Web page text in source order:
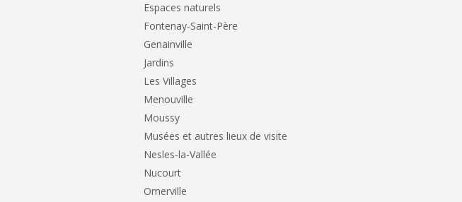
Espaces naturels
Fontenay-Saint-Père
Genainville
Jardins
Les Villages
Menouville
Moussy
Musées et autres lieux de visite
Nesles-la-Vallée
Nucourt
Omerville